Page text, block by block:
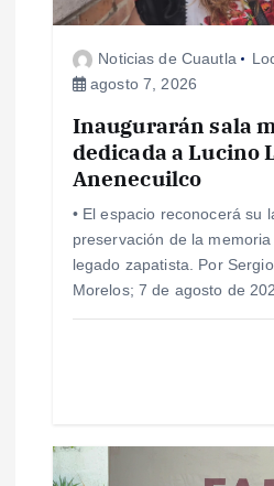
Noticias de Cuautla
agosto 7, 2026
Inaugurarán sala
dedicada a Lucino
Anenecuilco
• El espacio reconocerá su
preservación de la
legado zapatista. Por
Morelos; 7 de agosto de